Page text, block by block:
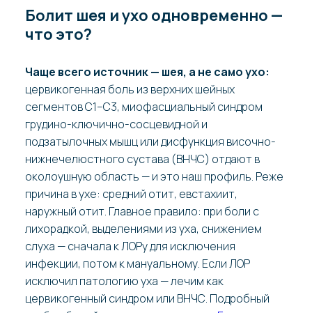
Болит шея и ухо одновременно —
что это?
Чаще всего источник — шея, а не само ухо:
цервикогенная боль из верхних шейных
сегментов C1–C3, миофасциальный синдром
грудино-ключично-сосцевидной и
подзатылочных мышц или дисфункция височно-
нижнечелюстного сустава (ВНЧС) отдают в
околоушную область — и это наш профиль. Реже
причина в ухе: средний отит, евстахиит,
наружный отит. Главное правило: при боли с
лихорадкой, выделениями из уха, снижением
слуха — сначала к ЛОРу для исключения
инфекции, потом к мануальному. Если ЛОР
исключил патологию уха — лечим как
цервикогенный синдром или ВНЧС. Подробный